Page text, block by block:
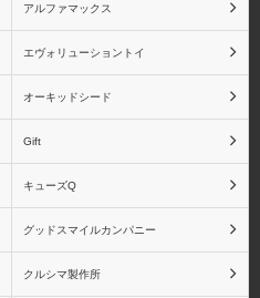
ドラゴンボール 魂バデ
ィーズシリーズ
アルファマックス
エヴォリューショントイ
オーキッドシード
Gift
キューズQ
グッドスマイルカンパニー
クルシマ製作所